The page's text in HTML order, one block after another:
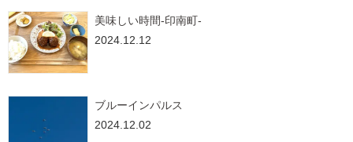
美味しい時間-印南町-
2024.12.12
ブルーインパルス
2024.12.02